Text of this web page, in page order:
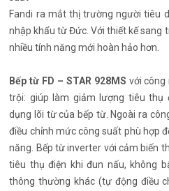
Fandi ra mắt thị trường người tiêu
nhập khẩu từ Đức. Với thiết kế sang
nhiều tính năng mới hoàn hảo hơn.
Bếp từ FD – STAR 928MS với
trội: giúp làm giảm lượng tiêu thụ
dụng lõi từ của bếp từ. Ngoài ra
điều chỉnh mức công suất phù hợp
năng. Bếp từ inverter với cảm biến
tiêu thụ điện khi đun nấu, không
thông thường khác (tự động điều